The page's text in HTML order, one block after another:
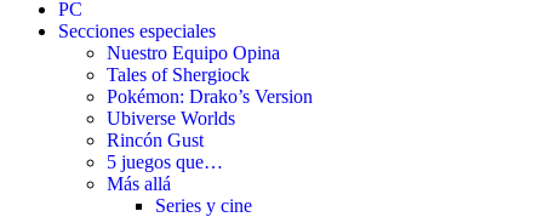
PC
Secciones especiales
Nuestro Equipo Opina
Tales of Shergiock
Pokémon: Drako’s Version
Ubiverse Worlds
Rincón Gust
5 juegos que…
Más allá
Series y cine